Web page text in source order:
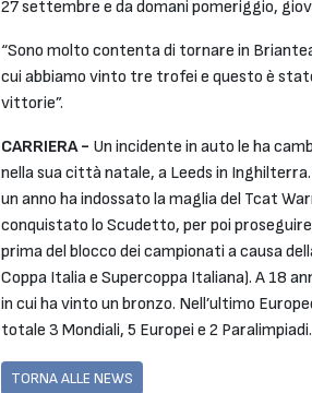
27 settembre e da domani pomeriggio,
“Sono molto contenta di tornare in
cui abbiamo vinto tre trofei e questo è
vittorie”.
CARRIERA - Un incidente in auto le ha
nella sua città natale, a Leeds in
un anno ha indossato la maglia del Tcat
conquistato lo Scudetto, per poi
prima del blocco dei campionati a causa
Coppa Italia e Supercoppa Italiana). A 18
in cui ha vinto un bronzo. Nell’ultimo
totale 3 Mondiali, 5 Europei e 2 Paralimpiadi.
TORNA ALLE NEWS